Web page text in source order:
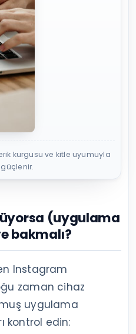
kurgusu ve kitle uyumuyla
(uygulama
bakmalı?
Instagram
zaman cihaz
uygulama
kontrol edin: